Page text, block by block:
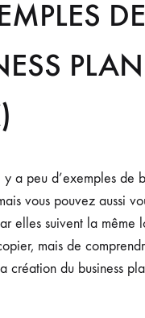
DE
y a peu d’exemples de
vous pouvez aussi
elles suivent la même
mais de
création du business